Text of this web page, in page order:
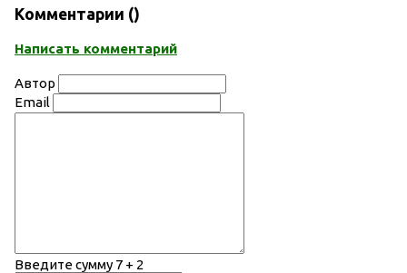
Комментарии ()
Написать комментарий
Автор
Email
Введите сумму 7 + 2